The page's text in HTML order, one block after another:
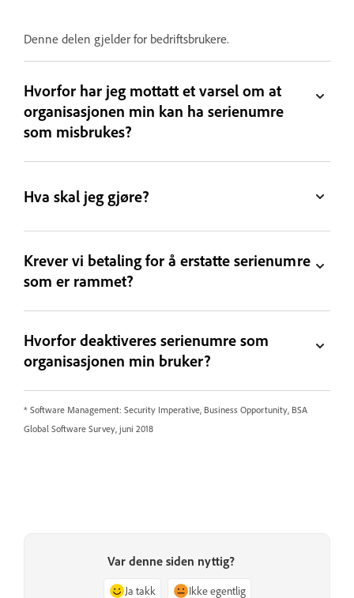
Denne delen gjelder for bedriftsbrukere.
Hvorfor har jeg mottatt et varsel om at
organisasjonen min kan ha serienumre
som misbrukes?
Hva skal jeg gjøre?
Krever vi betaling for å erstatte serienumre
som er rammet?
Hvorfor deaktiveres serienumre som
organisasjonen min bruker?
* Software Management: Security Imperative, Business Opportunity, BSA
Global Software Survey, juni 2018
Var denne siden nyttig?
Ja takk Ikke egentlig